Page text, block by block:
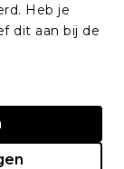
Heb je
dit aan bij de